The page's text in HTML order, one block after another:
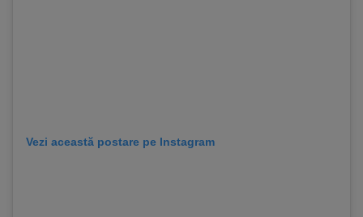
Vezi această postare pe Instagram